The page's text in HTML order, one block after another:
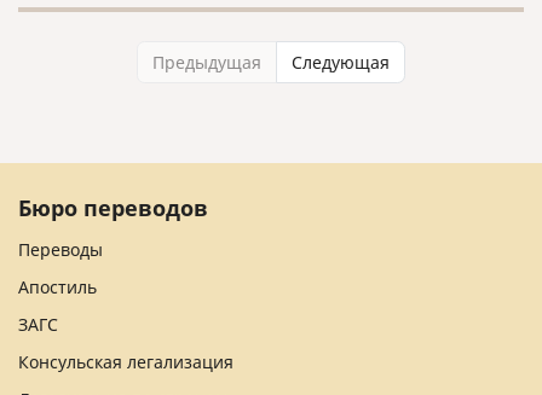
Предыдущая Следующая
Бюро переводов
Переводы
Апостиль
ЗАГС
Консульская легализация